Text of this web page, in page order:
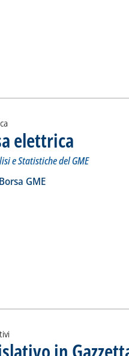
elettrica
e Statistiche del GME
tutta la notizia: 'Risultati
Borsa GME